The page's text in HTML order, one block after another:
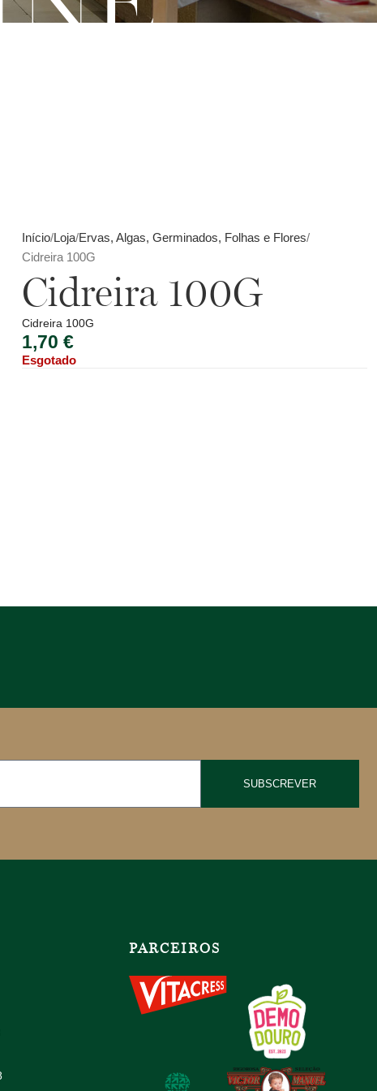
Início Loja Ervas, Algas, Germinados, Folhas e Flores
Cidreira 100G
Cidreira 100G
Cidreira 100G
1,70 €
Esgotado
SUBSCREVER
PARCEIROS